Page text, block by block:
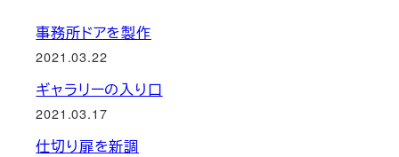
事務所ドアを製作
2021.03.22
ギャラリーの入り口
2021.03.17
仕切り扉を新調